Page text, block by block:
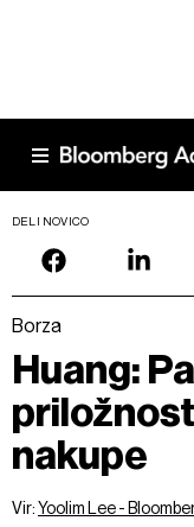
DELI NOVICO
Borza
Huang:
nakupe
Vir:Yoolim Lee -